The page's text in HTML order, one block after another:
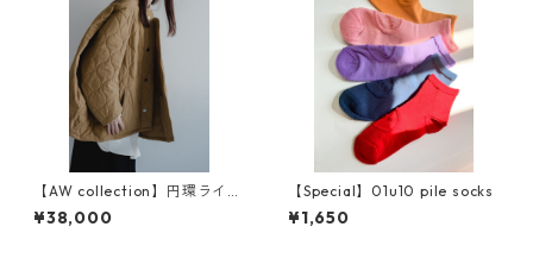
【AW collection】円環ライナ
ー ナイロン両面キルティン
グ
¥38,000
【Special】01u10 pile socks
¥1,650